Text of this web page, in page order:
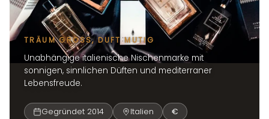
TRÄUM GROSS, DUFT MUTIG
Unabhängige italienische Nischenmarke mit
sonnigen, sinnlichen Düften und mediterraner
Lebensfreude.
Gegründet 2014 Italien €